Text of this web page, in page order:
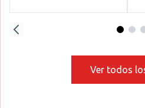
que saber que la […]
Ver todos